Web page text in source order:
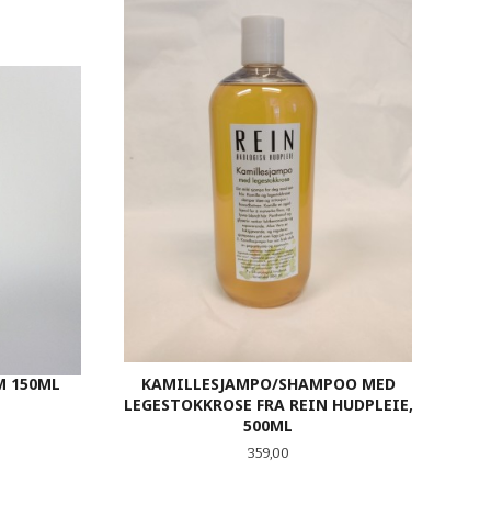
150ML
KAMILLESJAMPO/SHAMPOO MED
LEGESTOKKROSE FRA REIN HUDPLEIE,
500ML
Pris
359,00